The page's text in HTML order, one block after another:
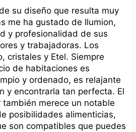
su diseño que resulta muy
me ha gustado de Ilumion,
y profesionalidad de sus
y trabajadoras. Los
cristales y Etel. Siempre
de habitaciones es
y ordenado, es relajante
y encontrarla tan perfecta. El
merece un notable
posibilidades alimenticias,
son compatibles que puedes